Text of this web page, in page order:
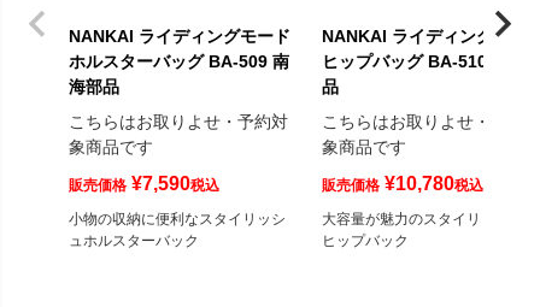
NANKAI ライディングモード
ホルスターバッグ BA-509 南
海部品
こちらはお取りよせ・予約対
象商品です
販売価格 ¥7,590税込
小物の収納に便利なスタイリッシ
ュホルスターバック
NANKAI ライディングモー
ヒップバッグ BA-510 南海
品
こちらはお取りよせ・予約対
象商品です
販売価格 ¥10,780税込
大容量が魅力のスタイリッシュな
ヒップバック